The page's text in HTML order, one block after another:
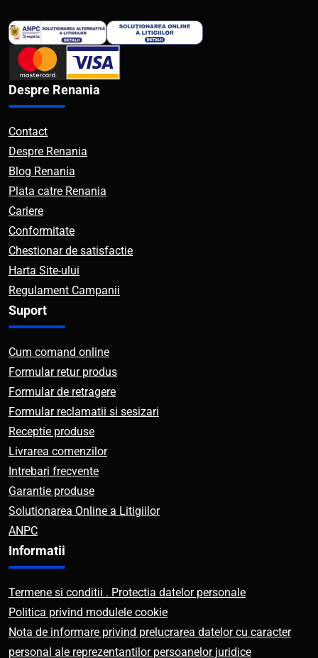
Despre Renania
Contact
Despre Renania
Blog Renania
Plata catre Renania
Cariere
Conformitate
Chestionar de satisfactie
Harta Site-ului
Regulament Campanii
Suport
Cum comand online
Formular retur produs
Formular de retragere
Formular reclamatii si sesizari
Receptie produse
Livrarea comenzilor
Intrebari frecvente
Garantie produse
Solutionarea Online a Litigiilor
ANPC
Informatii
Termene si conditii . Protectia datelor personale
Politica privind modulele cookie
Nota de informare privind prelucrarea datelor cu caracter
personal ale reprezentantilor persoanelor juridice